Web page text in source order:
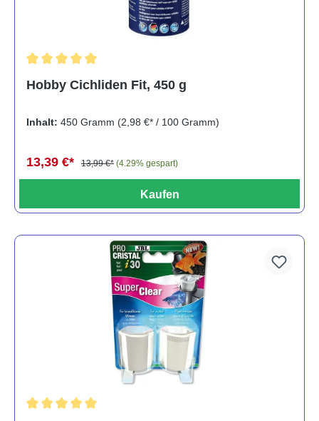
Hobby Cichliden Fit, 450 g
Inhalt: 450 Gramm (2,98 €* / 100 Gramm)
13,39 €* 13,99 €* (4.29% gespart)
Kaufen